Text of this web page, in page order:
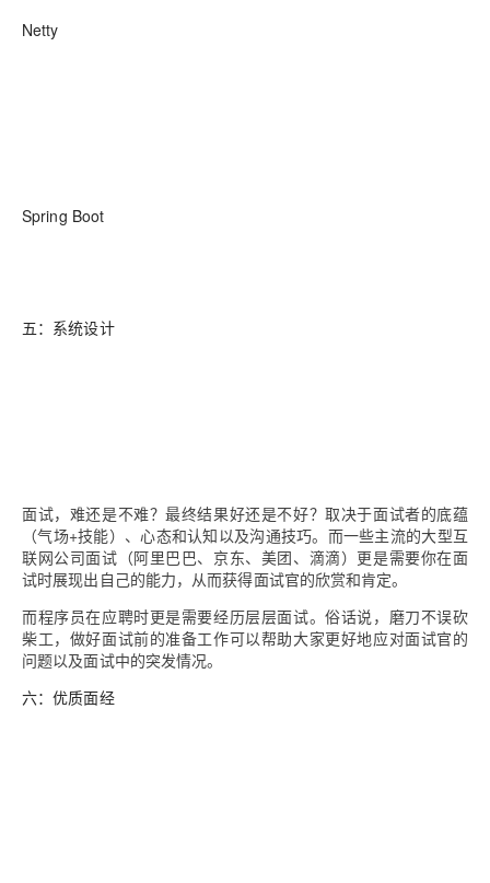
Netty
Spring Boot
五：系统设计
面试，难还是不难？最终结果好还是不好？取决于面试者的底蕴
（气场+技能）、心态和认知以及沟通技巧。而一些主流的大型互
联网公司面试（阿里巴巴、京东、美团、滴滴）更是需要你在面
试时展现出自己的能力，从而获得面试官的欣赏和肯定。
而程序员在应聘时更是需要经历层层面试。俗话说，磨刀不误砍
柴工，做好面试前的准备工作可以帮助大家更好地应对面试官的
问题以及面试中的突发情况。
六：优质面经